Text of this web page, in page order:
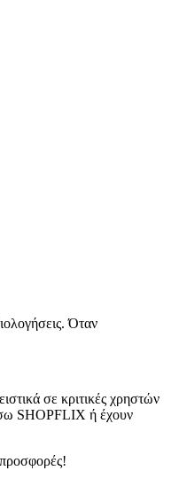
Όταν
σε κριτικές χρηστών
SHOPFLIX ή έχουν